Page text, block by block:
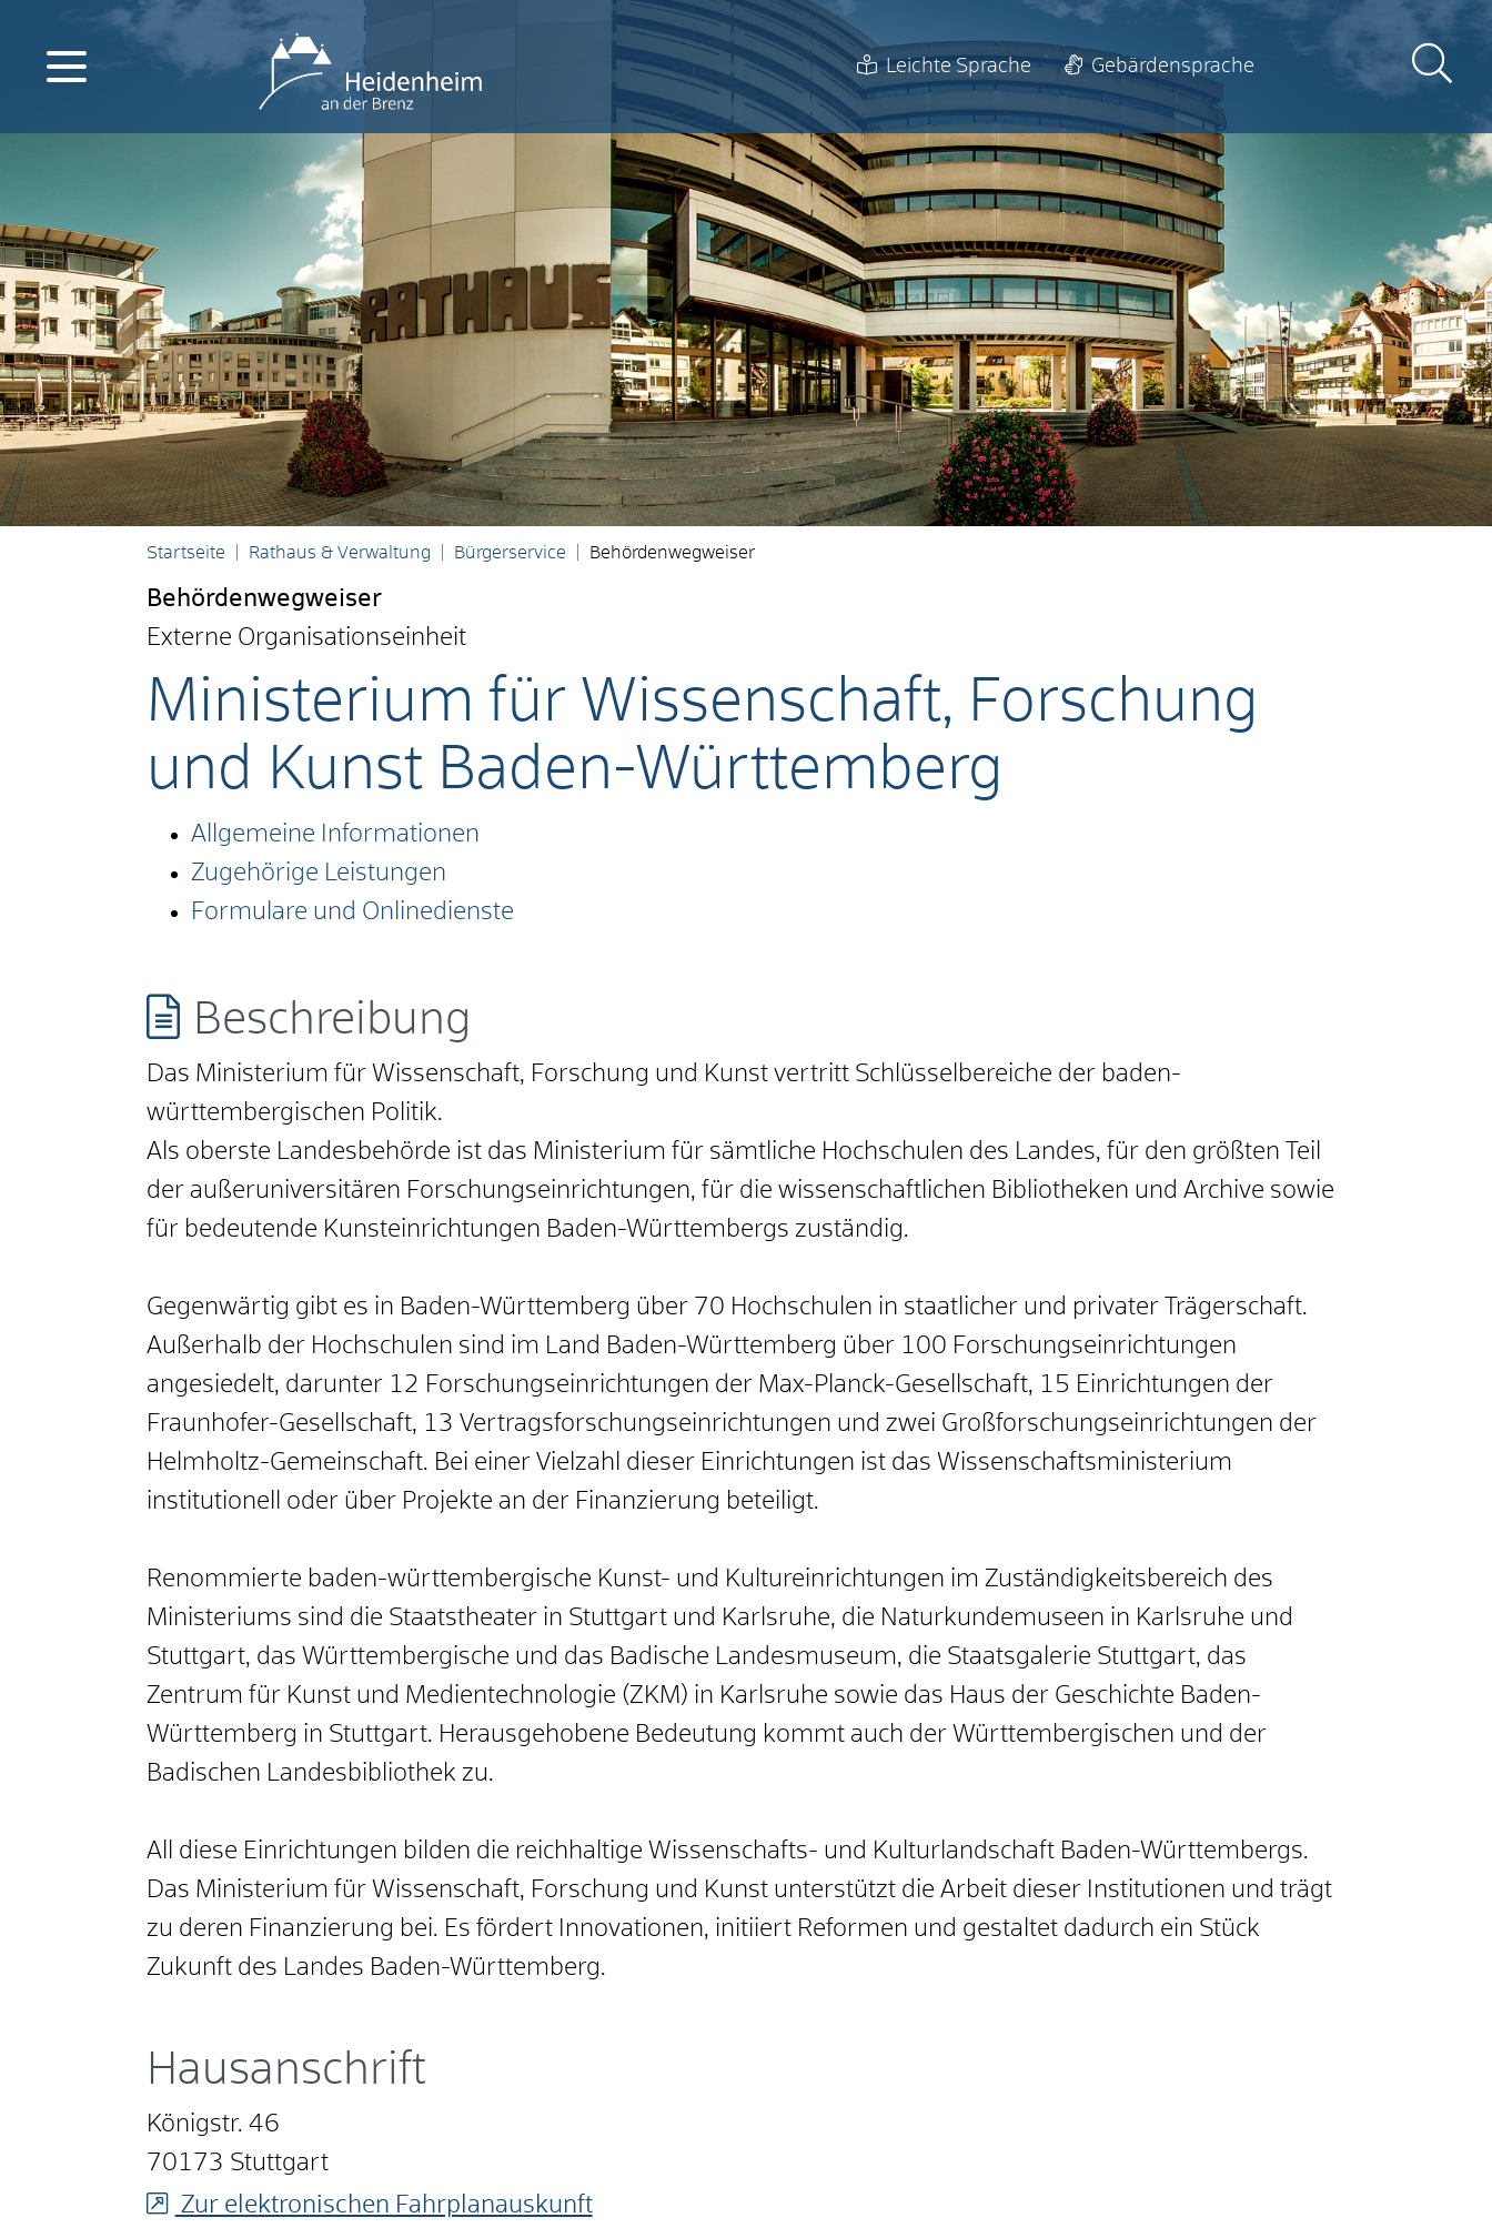
Leichte Sprache Gebärdensprache
Startseite Rathaus & Verwaltung Bürgerservice Behördenwegweiser
Behördenwegweiser
Externe Organisationseinheit
Ministerium für Wissenschaft, Forschung
und Kunst Baden-Württemberg
Allgemeine Informationen
Zugehörige Leistungen
Formulare und Onlinedienste
Beschreibung
Das Ministerium für Wissenschaft, Forschung und Kunst vertritt Schlüsselbereiche der baden-
württembergischen Politik.
Als oberste Landesbehörde ist das Ministerium für sämtliche Hochschulen des Landes, für den größten Teil
der außeruniversitären Forschungseinrichtungen, für die wissenschaftlichen Bibliotheken und Archive sowie
für bedeutende Kunsteinrichtungen Baden-Württembergs zuständig.
Gegenwärtig gibt es in Baden-Württemberg über 70 Hochschulen in staatlicher und privater Trägerschaft.
Außerhalb der Hochschulen sind im Land Baden-Württemberg über 100 Forschungseinrichtungen
angesiedelt, darunter 12 Forschungseinrichtungen der Max-Planck-Gesellschaft, 15 Einrichtungen der
Fraunhofer-Gesellschaft, 13 Vertragsforschungseinrichtungen und zwei Großforschungseinrichtungen der
Helmholtz-Gemeinschaft. Bei einer Vielzahl dieser Einrichtungen ist das Wissenschaftsministerium
institutionell oder über Projekte an der Finanzierung beteiligt.
Renommierte baden-württembergische Kunst- und Kultureinrichtungen im Zuständigkeitsbereich des
Ministeriums sind die Staatstheater in Stuttgart und Karlsruhe, die Naturkundemuseen in Karlsruhe und
Stuttgart, das Württembergische und das Badische Landesmuseum, die Staatsgalerie Stuttgart, das
Zentrum für Kunst und Medientechnologie (ZKM) in Karlsruhe sowie das Haus der Geschichte Baden-
Württemberg in Stuttgart. Herausgehobene Bedeutung kommt auch der Württembergischen und der
Badischen Landesbibliothek zu.
All diese Einrichtungen bilden die reichhaltige Wissenschafts- und Kulturlandschaft Baden-Württembergs.
Das Ministerium für Wissenschaft, Forschung und Kunst unterstützt die Arbeit dieser Institutionen und trägt
zu deren Finanzierung bei. Es fördert Innovationen, initiiert Reformen und gestaltet dadurch ein Stück
Zukunft des Landes Baden-Württemberg.
Hausanschrift
Königstr. 46
70173 Stuttgart
Zur elektronischen Fahrplanauskunft